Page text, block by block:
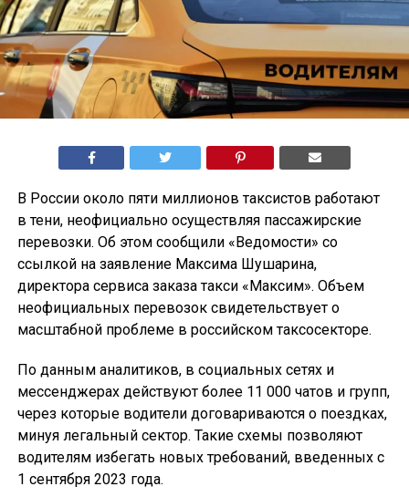
В России около пяти миллионов таксистов работают
в тени, неофициально осуществляя пассажирские
перевозки. Об этом сообщили «Ведомости» со
ссылкой на заявление Максима Шушарина,
директора сервиса заказа такси «Максим». Объем
неофициальных перевозок свидетельствует о
масштабной проблеме в российском таксосекторе.
По данным аналитиков, в социальных сетях и
мессенджерах действуют более 11 000 чатов и групп,
через которые водители договариваются о поездках,
минуя легальный сектор. Такие схемы позволяют
водителям избегать новых требований, введенных с
1 сентября 2023 года.